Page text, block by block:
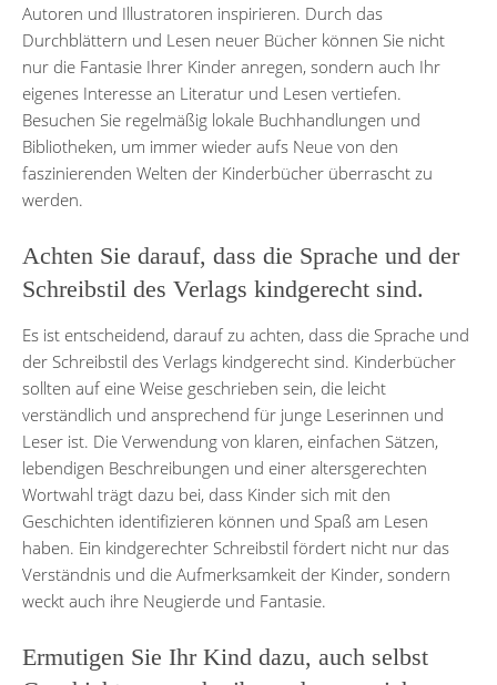
Autoren und Illustratoren inspirieren. Durch das
Durchblättern und Lesen neuer Bücher können Sie nicht
nur die Fantasie Ihrer Kinder anregen, sondern auch Ihr
eigenes Interesse an Literatur und Lesen vertiefen.
Besuchen Sie regelmäßig lokale Buchhandlungen und
Bibliotheken, um immer wieder aufs Neue von den
faszinierenden Welten der Kinderbücher überrascht zu
werden.
Achten Sie darauf, dass die Sprache und der
Schreibstil des Verlags kindgerecht sind.
Es ist entscheidend, darauf zu achten, dass die Sprache und
der Schreibstil des Verlags kindgerecht sind. Kinderbücher
sollten auf eine Weise geschrieben sein, die leicht
verständlich und ansprechend für junge Leserinnen und
Leser ist. Die Verwendung von klaren, einfachen Sätzen,
lebendigen Beschreibungen und einer altersgerechten
Wortwahl trägt dazu bei, dass Kinder sich mit den
Geschichten identifizieren können und Spaß am Lesen
haben. Ein kindgerechter Schreibstil fördert nicht nur das
Verständnis und die Aufmerksamkeit der Kinder, sondern
weckt auch ihre Neugierde und Fantasie.
Ermutigen Sie Ihr Kind dazu, auch selbst